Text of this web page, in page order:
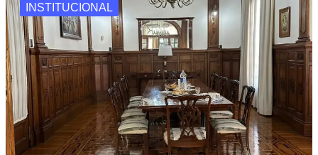
INSTITUCIONAL